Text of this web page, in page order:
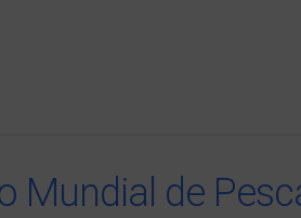
Mundial de